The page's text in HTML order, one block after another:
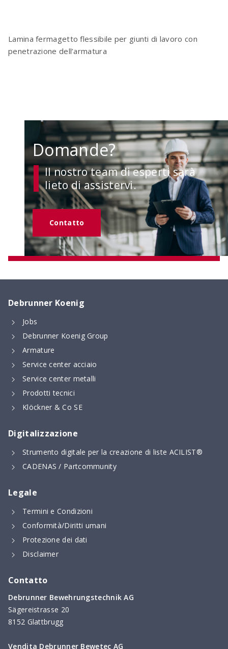
Lamina fermagetto flessibile per giunti di lavoro con
penetrazione dell’armatura
Domande?
Il nostro team di esperti sarà
lieto di assistervi.
Contatto
Debrunner Koenig
Jobs
Debrunner Koenig Group
Armature
Service center acciaio
Service center metalli
Prodotti tecnici
Klöckner & Co SE
Digitalizzazione
Strumento digitale per la creazione di liste ACILIST®
CADENAS / Partcommunity
Legale
Termini e Condizioni
Conformità/Diritti umani
Protezione dei dati
Disclaimer
Contatto
Debrunner Bewehrungstechnik AG
Sägereistrasse 20
8152 Glattbrugg
Vendita Debrunner Bewetec AG